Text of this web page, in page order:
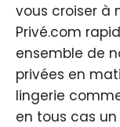
vous croiser à
Privé.com
ensemble de
privées en
lingerie
en tous cas